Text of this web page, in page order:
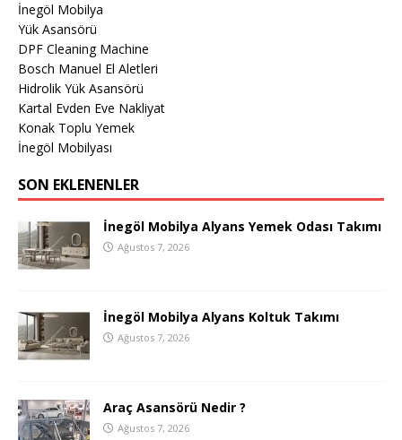
İnegöl Mobilya
Yük Asansörü
DPF Cleaning Machine
Bosch Manuel El Aletleri
Hidrolik Yük Asansörü
Kartal Evden Eve Nakliyat
Konak Toplu Yemek
İnegöl Mobilyası
SON EKLENENLER
İnegöl Mobilya Alyans Yemek Odası Takımı
Ağustos 7, 2026
İnegöl Mobilya Alyans Koltuk Takımı
Ağustos 7, 2026
Araç Asansörü Nedir ?
Ağustos 7, 2026